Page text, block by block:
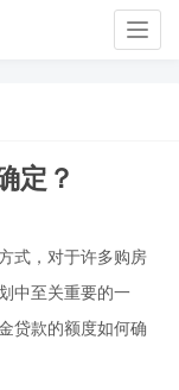
定？
式，对于许多购房
中至关重要的一
贷款的额度如何确